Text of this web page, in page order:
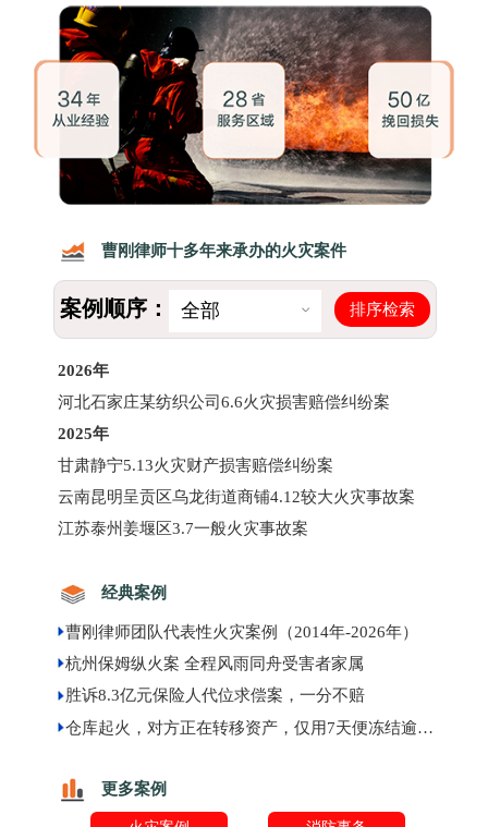
曹刚律师十多年来承办的火灾案件
案例顺序： 全部 排序检索
2026年
河北石家庄某纺织公司6.6火灾损害赔偿纠纷案
2025年
甘肃静宁5.13火灾财产损害赔偿纠纷案
云南昆明呈贡区乌龙街道商铺4.12较大火灾事故案
江苏泰州姜堰区3.7一般火灾事故案
经典案例
曹刚律师团队代表性火灾案例（2014年-2026年）
杭州保姆纵火案 全程风雨同舟受害者家属
胜诉8.3亿元保险人代位求偿案，一分不赔
仓库起火，对方正在转移资产，仅用7天便冻结逾千万元现金
更多案例